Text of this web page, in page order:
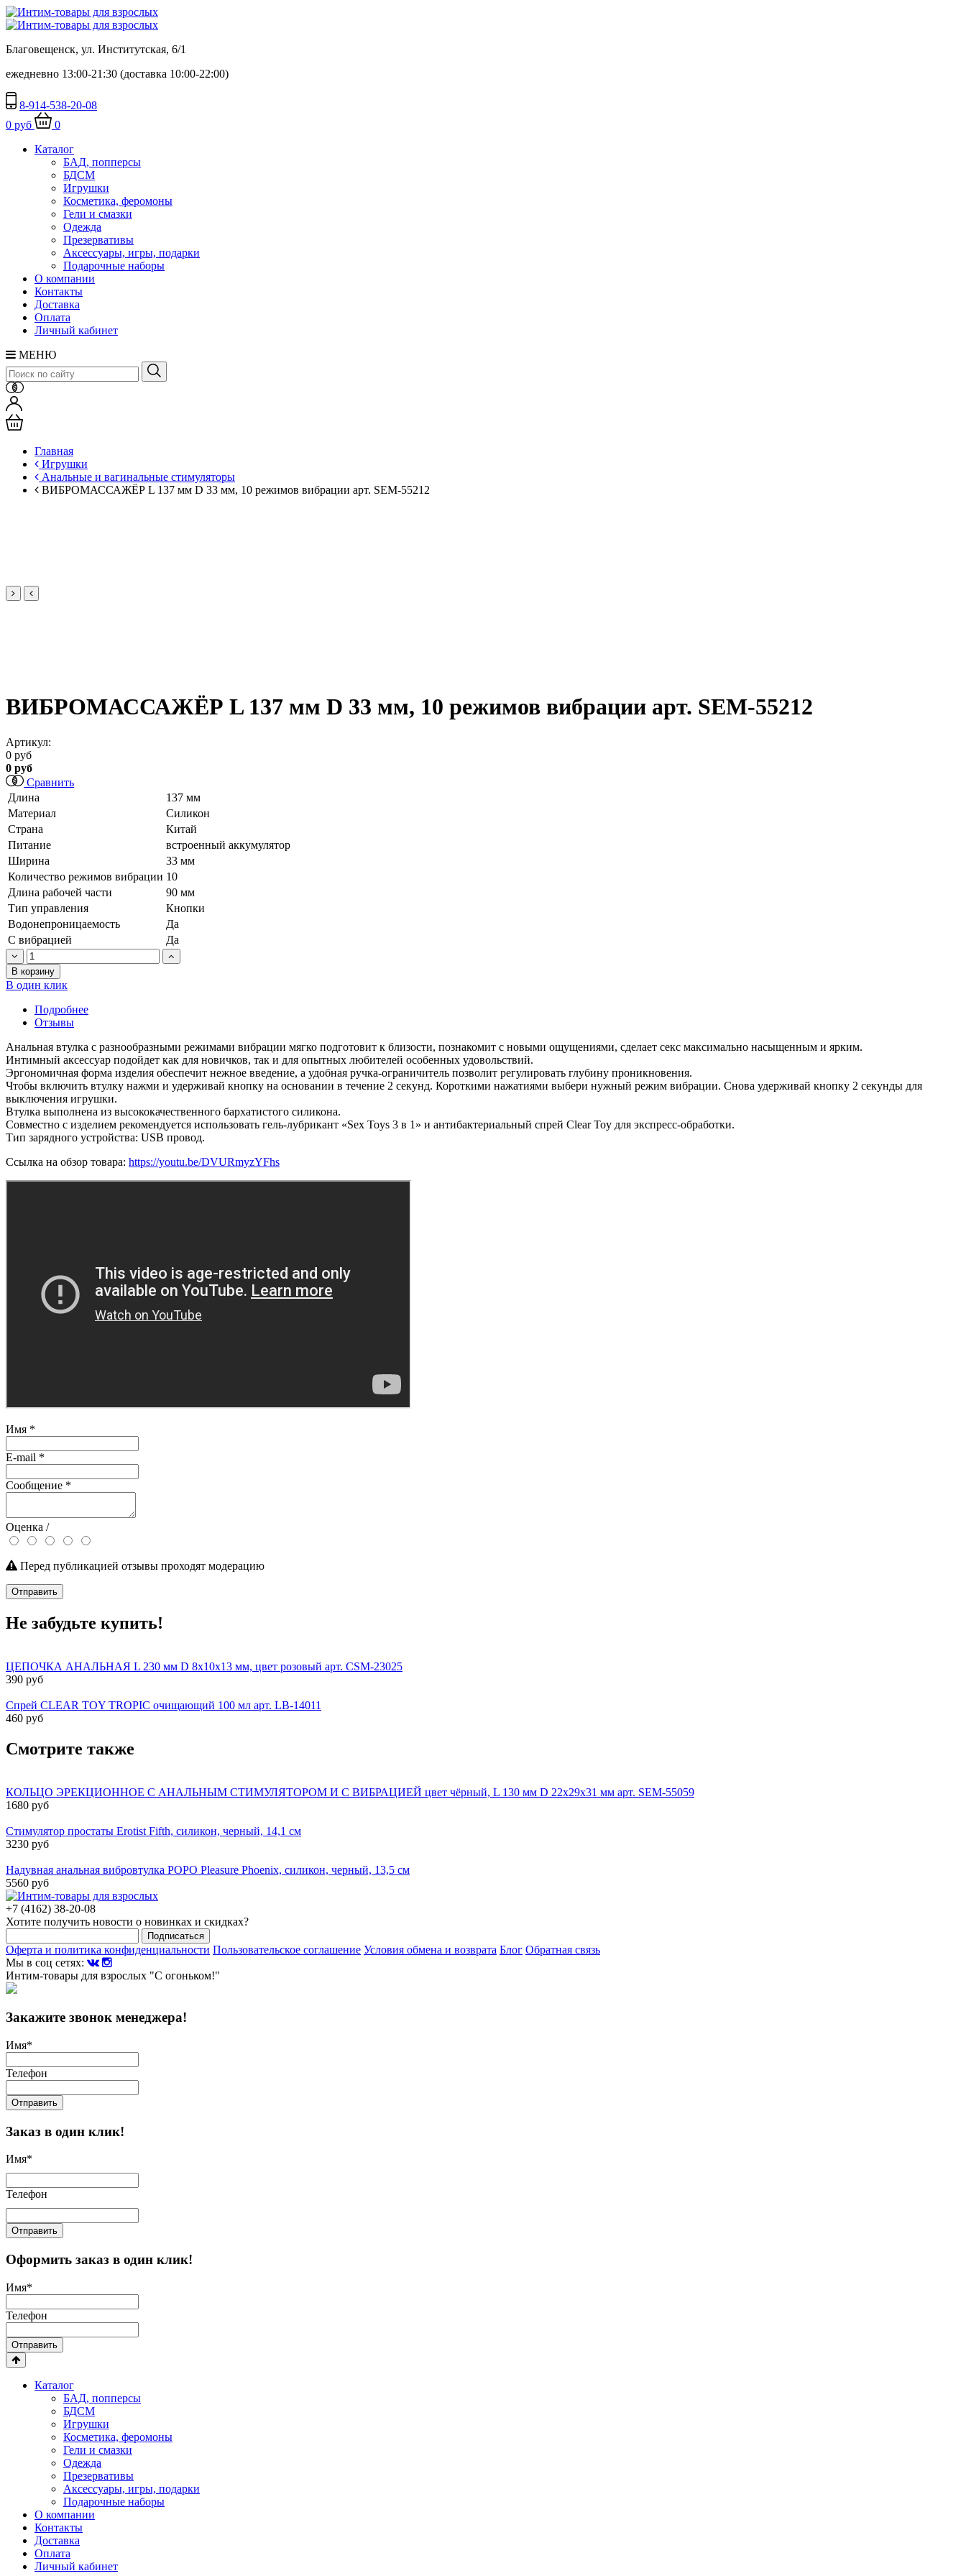
Благовещенск, ул. Институтская, 6/1
ежедневно 13:00-21:30 (доставка 10:00-22:00)
8-914-538-20-08
0 руб
0
Каталог
БАД, попперсы
БДСМ
Игрушки
Косметика, феромоны
Гели и смазки
Одежда
Презервативы
Аксессуары, игры, подарки
Подарочные наборы
О компании
Контакты
Доставка
Оплата
Личный кабинет
МЕНЮ
Главная
Игрушки
Анальные и вагинальные стимуляторы
ВИБРОМАССАЖЁР L 137 мм D 33 мм, 10 режимов вибрации арт. SEM-55212
ВИБРОМАССАЖЁР L 137 мм D 33 мм, 10 режимов вибрации арт. SEM-55212
Артикул:
0 руб
0 руб
Сравнить
Длина
137 мм
Материал
Силикон
Страна
Китай
Питание
встроенный аккумулятор
Ширина
33 мм
Количество режимов вибрации 10
Длина рабочей части
90 мм
Тип управления
Кнопки
Водонепроницаемость
Да
С вибрацией
Да
В корзину
В один клик
Подробнее
Отзывы
Анальная втулка с разнообразными режимами вибрации мягко подготовит к близости, познакомит с новыми ощущениями, сделает секс максимально насыщенным и ярким.
Интимный аксессуар подойдет как для новичков, так и для опытных любителей особенных удовольствий.
Эргономичная форма изделия обеспечит нежное введение, а удобная ручка-ограничитель позволит регулировать глубину проникновения.
Чтобы включить втулку нажми и удерживай кнопку на основании в течение 2 секунд. Короткими нажатиями выбери нужный режим вибрации. Снова удерживай кнопку 2 секунды для
выключения игрушки.
Втулка выполнена из высококачественного бархатистого силикона.
Совместно с изделием рекомендуется использовать гель-лубрикант «Sex Toys 3 в 1» и антибактериальный спрей Clear Toy для экспресс-обработки.
Тип зарядного устройства: USB провод.
Ссылка на обзор товара: https://youtu.be/DVURmyzYFhs
Имя *
E-mail *
Сообщение *
Оценка /
Перед публикацией отзывы проходят модерацию
Отправить
Не забудьте купить!
ЦЕПОЧКА АНАЛЬНАЯ L 230 мм D 8x10x13 мм, цвет розовый арт. CSM-23025
390 руб
Спрей CLEAR TOY TROPIC очищающий 100 мл арт. LB-14011
460 руб
Смотрите также
КОЛЬЦО ЭРЕКЦИОННОЕ С АНАЛЬНЫМ СТИМУЛЯТОРОМ И С ВИБРАЦИЕЙ цвет чёрный, L 130 мм D 22x29x31 мм арт. SEM-55059
1680 руб
Стимулятор простаты Erotist Fifth, cиликон, черный, 14,1 см
3230 руб
Надувная анальная вибровтулка POPO Pleasure Phoenix, силикон, черный, 13,5 см
5560 руб
+7 (4162) 38-20-08
Хотите получить новости о новинках и скидках?
Подписаться
Оферта и политика конфиденциальности Пользовательское соглашение Условия обмена и возврата Блог Обратная связь
Мы в соц сетях:
Интим-товары для взрослых "С огоньком!"
Закажите звонок менеджера!
Имя*
Телефон
Отправить
Заказ в один клик!
Имя*
Телефон
Отправить
Оформить заказ в один клик!
Имя*
Телефон
Отправить
Каталог
БАД, попперсы
БДСМ
Игрушки
Косметика, феромоны
Гели и смазки
Одежда
Презервативы
Аксессуары, игры, подарки
Подарочные наборы
О компании
Контакты
Доставка
Оплата
Личный кабинет